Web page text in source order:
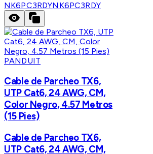
NK6PC3RDYNK6PC3RDY
PANDUIT
Cable de Parcheo TX6,
UTP Cat6, 24 AWG, CM,
Color Negro, 4.57 Metros
(15 Pies)
Cable de Parcheo TX6,
UTP Cat6, 24 AWG, CM,